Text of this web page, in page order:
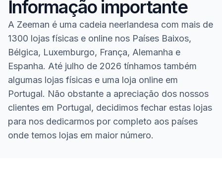
Informação importante
A Zeeman é uma cadeia neerlandesa com mais de
1300 lojas físicas e online nos Países Baixos,
Bélgica, Luxemburgo, França, Alemanha e
Espanha. Até julho de 2026 tínhamos também
algumas lojas físicas e uma loja online em
Portugal. Não obstante a apreciação dos nossos
clientes em Portugal, decidimos fechar estas lojas
para nos dedicarmos por completo aos países
onde temos lojas em maior número.